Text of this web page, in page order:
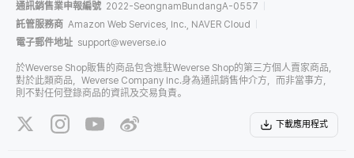
通訊銷售業申報編號 2022-SeongnamBundangA-0557
託管服務商 Amazon Web Services, Inc., NAVER Cloud
電子郵件地址 support@weverse.io
於Weverse Shop販售的商品包含進駐Weverse Shop的第三方個人賣家商品，
對於此類商品，Weverse Company Inc.身為通訊銷售仲介方，而非當事方，
則不對任何登錄商品的資訊及交易負責。
下載應用程式